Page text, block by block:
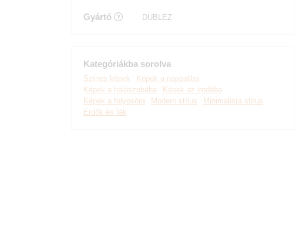
Gyártó DUBLEZ
Kategóriákba sorolva
Színes képek
Képek a nappaliba
Képek a hálószobába
Képek az irodába
Képek a folyosóra
Modern stílus
Minimalista stílus
Erdők és fák